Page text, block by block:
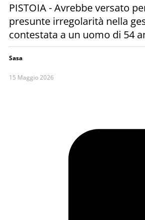
PISTOIA - Avrebbe versato
presunte irregolarità nella
contestata a un uomo di 54
Sasa
15 Maggio 2026